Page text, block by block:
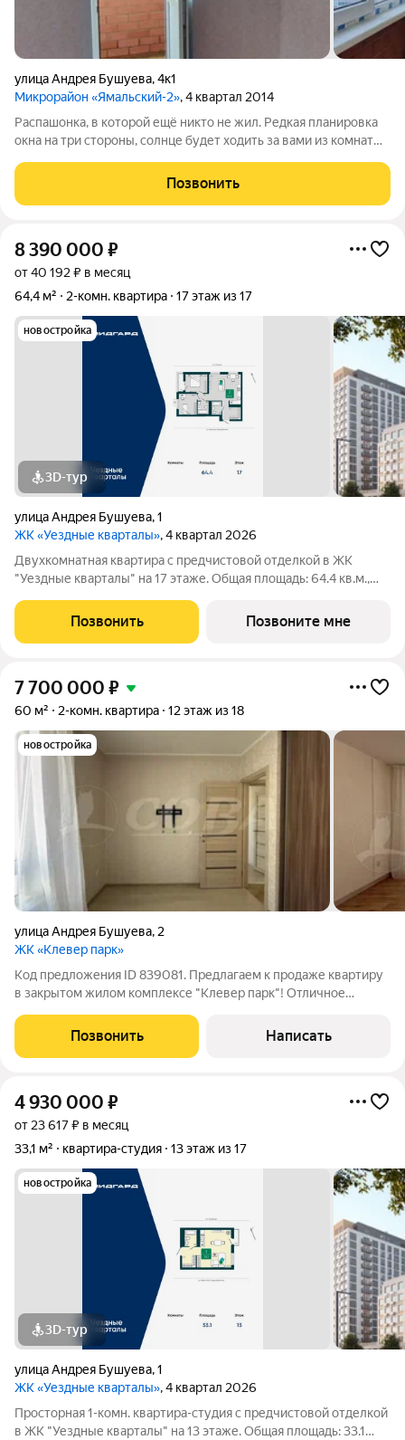
улица Андрея Бушуева,4к1
Микрорайон «Ямальский-2», 4 квартал 2014
Распашонка, в которой ещё никто не жил. Редкая планировка
окна на три стороны, солнце будет ходить за вами из комнаты
Кстати, таких планировок в округе по пальцам пересчитать, и
наша самая
Позвонить
8 390 000 ₽
от 40 192 ₽ в месяц
64,4 м²
2-комн. квартира 17 этаж из 17
новостройка
3D-тур
улица Андрея Бушуева,1
ЖК «Уездные кварталы», 4 квартал 2026
Двухкомнатная квартира с предчистовой отделкой в ЖК
"Уездные кварталы" на 17 этаже. Общая площадь: 64.4 кв.м.,
Угловая квартира, идеально подойдет любителям тишины и
панорамных видов. В
Позвонить Позвоните мне
7 700 000 ₽
60 м² 2-комн. квартира 12 этаж из 18
новостройка
улица Андрея Бушуева, 2
ЖК «Клевер парк»
Код предложения ID 839081. Предлагаем к продаже квартиру
в закрытом жилом комплексе "Клевер парк"! Отличное
минутах от дома 2 корпуса гимназии №4, 3 детских сада,
поликлиника №5, новый зеленый парк
Позвонить Написать
4 930 000 ₽
от 23 617 ₽ в месяц
33,1 м²
квартира-студия 13 этаж из 17
новостройка
3D-тур
улица Андрея Бушуева,1
ЖК «Уездные кварталы», 4 квартал 2026
Просторная 1-комн. квартира-студия с предчистовой отделкой
в ЖК "Уездные кварталы" на 13 этаже. Общая площадь: 33.1